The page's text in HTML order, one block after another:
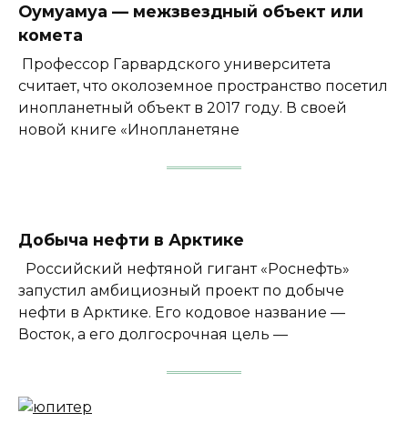
Оумуамуа — межзвездный объект или
комета
Профессор Гарвардского университета
считает, что околоземное пространство посетил
инопланетный объект в 2017 году. В своей
новой книге «Инопланетяне
Добыча нефти в Арктике
Российский нефтяной гигант «Роснефть»
запустил амбициозный проект по добыче
нефти в Арктике. Его кодовое название —
Восток, а его долгосрочная цель —